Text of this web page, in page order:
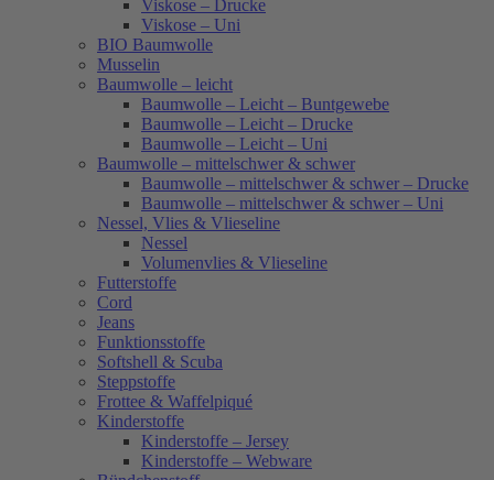
Viskose – Drucke
Viskose – Uni
BIO Baumwolle
Musselin
Baumwolle – leicht
Baumwolle – Leicht – Buntgewebe
Baumwolle – Leicht – Drucke
Baumwolle – Leicht – Uni
Baumwolle – mittelschwer & schwer
Baumwolle – mittelschwer & schwer – Drucke
Baumwolle – mittelschwer & schwer – Uni
Nessel, Vlies & Vlieseline
Nessel
Volumenvlies & Vlieseline
Futterstoffe
Cord
Jeans
Funktionsstoffe
Softshell & Scuba
Steppstoffe
Frottee & Waffelpiqué
Kinderstoffe
Kinderstoffe – Jersey
Kinderstoffe – Webware